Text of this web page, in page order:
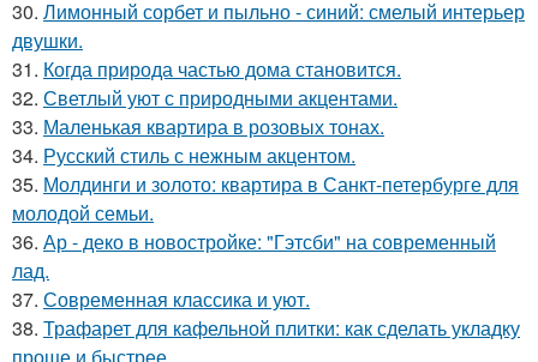
30. Лимонный сорбет и пыльно - синий: смелый интерьер
двушки.
31. Когда природа частью дома становится.
32. Светлый уют с природными акцентами.
33. Маленькая квартира в розовых тонах.
34. Русский стиль с нежным акцентом.
35. Молдинги и золото: квартира в Санкт-петербурге для
молодой семьи.
36. Ар - деко в новостройке: "Гэтсби" на современный
лад.
37. Современная классика и уют.
38. Трафарет для кафельной плитки: как сделать укладку
проще и быстрее